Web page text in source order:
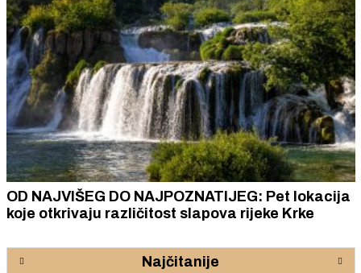
OD NAJVIŠEG DO NAJPOZNATIJEG: Pet lokacija
koje otkrivaju različitost slapova rijeke Krke
Najčitanije